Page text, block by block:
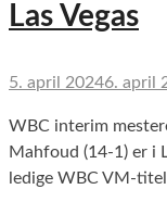
Las Vegas
5. april 20246. april
WBC interim
Mahfoud (14-1) er i
ledige WBC VM-